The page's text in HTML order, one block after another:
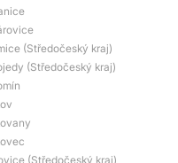
(Středočeský kraj)
(Středočeský kraj)
(Středočeský kraj)